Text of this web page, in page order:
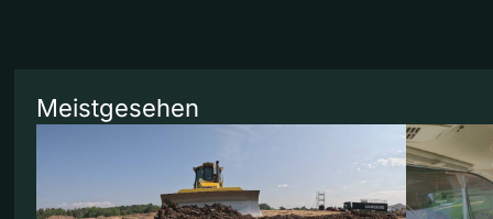
Meistgesehen